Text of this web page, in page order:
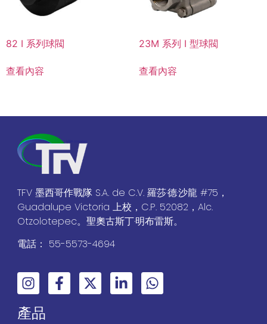
82 I 系列球閥
查看內容
23M 系列 I 型球閥
查看內容
TFV 墨西哥作戰隊 S.A. de C.V. 羅莎·德·沙龍 #75，
Guadalupe Victoria 上校，C.P. 52082，Alc.
Otzolotepec。聖奧古斯丁·明布雷斯。
電話： 55-5573-4694
產品